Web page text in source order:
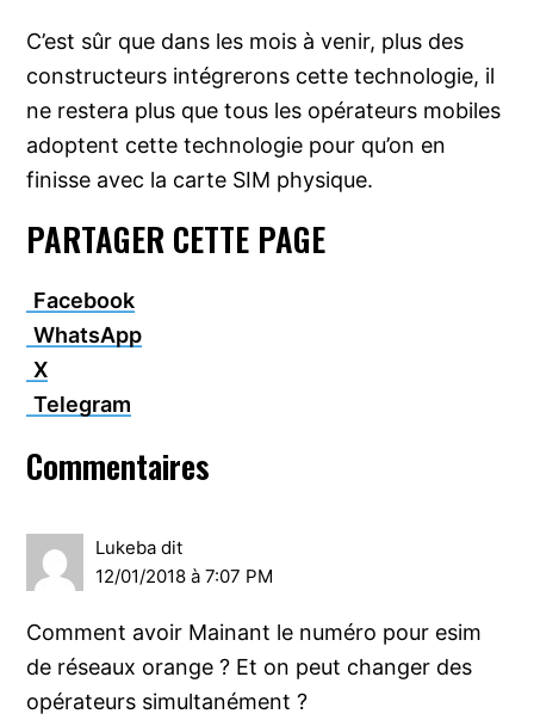
C’est sûr que dans les mois à venir, plus des
constructeurs intégrerons cette technologie, il
ne restera plus que tous les opérateurs mobiles
adoptent cette technologie pour qu’on en
finisse avec la carte SIM physique.
PARTAGER CETTE PAGE
Facebook
WhatsApp
X
Telegram
Interactions
lecteur
Commentaires
Lukeba dit
12/01/2018 à 7:07 PM
Comment avoir Mainant le numéro pour esim
de réseaux orange ? Et on peut changer des
opérateurs simultanément ?